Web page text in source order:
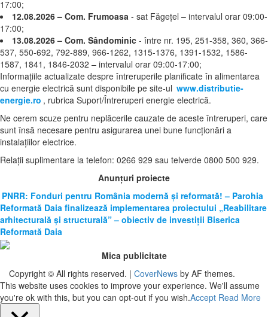
17:00;
12.08.2026 – Com. Frumoasa - sat Făgețel – intervalul orar 09:00-
17:00;
13.08.2026 – Com. Sândominic - între nr. 195, 251-358, 360, 366-
537, 550-692, 792-889, 966-1262, 1315-1376, 1391-1532, 1586-
1587, 1841, 1846-2032 – intervalul orar 09:00-17:00;
Informațiile actualizate despre întreruperile planificate în alimentarea
cu energie electrică sunt disponibile pe site-ul www.distributie-
energie.ro , rubrica Suport/Întreruperi energie electrică.
Ne cerem scuze pentru neplăcerile cauzate de aceste întreruperi, care
sunt însă necesare pentru asigurarea unei bune funcționări a
instalațiilor electrice.
Relații suplimentare la telefon: 0266 929 sau telverde 0800 500 929.
Anunțuri proiecte
PNRR: Fonduri pentru România modernă și reformată! – Parohia
Reformată Daia finalizează implementarea proiectului „Reabilitare
arhitecturală și structurală” – obiectiv de investiții Biserica
Reformată Daia
Mica publicitate
Copyright © All rights reserved. | CoverNews by AF themes.
This website uses cookies to improve your experience. We'll assume
you're ok with this, but you can opt-out if you wish.Accept Read More